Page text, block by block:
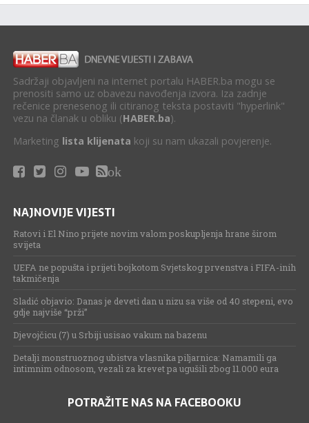
Sadržaji objavljeni na internet portalu HABER.ba mogu se
prenositi samo uz obavezu navođenja izvora. Iza zadnje
rečenice prenesenog ili citiranog teksta postaviti "hyperlink"
vezu na članak u obliku (HABER.ba).
Marketing lista klijenata koji su nam ukazali povjerenje.
ok
NAJNOVIJE VIJESTI
Ratovi i El Nino prijete novim valom poskupljenja hrane širom
svijeta
UEFA ne popušta i prijeti bojkotom Svjetskog prvenstva i FIFA-inih
takmičenja
Sladić objavio: Danas je deveti dan u nizu sa više od 40 stepeni, evo
gdje najviše “prži”
Djevojčicu (7) u Srbiji usisao vakum na bazenu
Detalji monstruoznog ubistva vlasnika piljarnica: Namamili ga
intimnim odnosom, vezali za krevet pa ugušili zbog 11.000 eura
POTRAŽITE NAS NA FACEBOOKU